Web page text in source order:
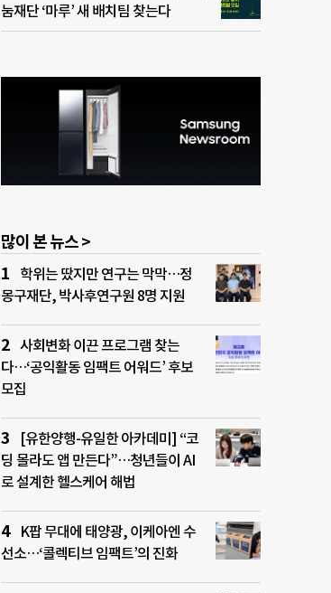
눔재단 ‘마루’ 새 배치팀 찾는다
많이 본 뉴스 >
학위는 땄지만 연구는 막막…정
몽구재단, 박사후연구원 8명 지원
사회변화 이끈 프로그램 찾는
다…‘공익활동 임팩트 어워드’ 후보
모집
[유한양행-유일한 아카데미] “코
딩 몰라도 앱 만든다”…청년들이 AI
로 설계한 헬스케어 해법
K팝 무대에 태양광, 이케아엔 수
선소…‘콜렉티브 임팩트’의 진화